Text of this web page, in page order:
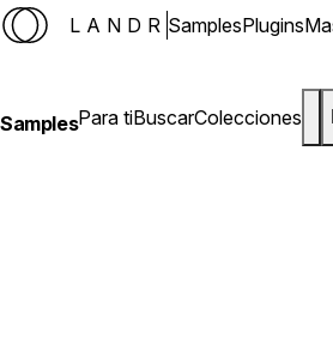
LANDR SamplesPlugins
SamplesPara tiBuscarColecciones